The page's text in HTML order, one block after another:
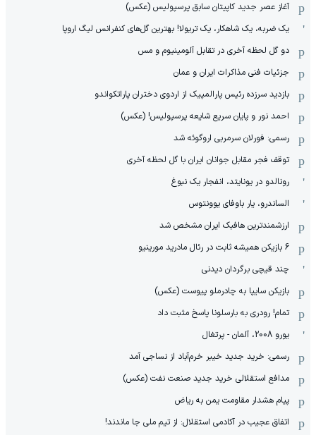
آغاز عصر جدید کاپیتان سابق پرسپولیس (عکس)
یک ضربه، یک شاهکار، یک تریولا! بهترین گل‌های کنفرانس لیگ اروپا
دو گل لحظه آخری در تقابل آلومینیوم و مس
جزئیات فنی مذاکرات ایران و عمان
بازدید سرزده رئیس پارالمپیک از اردوی دختران پاراتکواندو
احمد نور و پایان سریع شایعه پرسپولیس! (عکس)
رسمی: فورلان سرمربی اروگوئه شد
توقف فجر مقابل جوانان ایران با گل لحظه آخری
رونالدو در یونایتد، انفجار یک نبوغ
الساندرو، یار باوفای یوونتوس
ارزشمندترین هافبک ایران مشخص شد
6 بازیکن همیشه ثابت در رئال مادرید مورینیو
چند قیچی برگردان دیدنی
بازیکن سایپا به چادرملو پیوست (عکس)
تمام! رودری به بارسلونا پاسخ مثبت داد
یورو 2008، آلمان - پرتغال
رسمی: خرید جدید خیبر خرم‌آباد از نساجی آمد
مدافع استقلالی خرید جدید صنعت نفت (عکس)
پیام هشدار مقاومت یمن به ریاض
اتفاق عجیب در آکادمی استقلال: از تیم ملی جا ماندند!